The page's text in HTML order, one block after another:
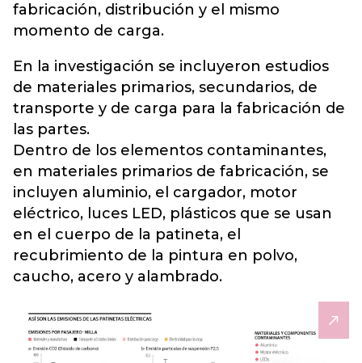
fabricación, distribución y el mismo
momento de carga.
En la investigación se incluyeron estudios
de materiales primarios, secundarios, de
transporte y de carga para la fabricación de
las partes.
Dentro de los elementos contaminantes,
en materiales primarios de fabricación, se
incluyen aluminio, el cargador, motor
eléctrico, luces LED, plásticos que se usan
en el cuerpo de la patineta, el
recubrimiento de la pintura en polvo,
caucho, acero y alambrado.